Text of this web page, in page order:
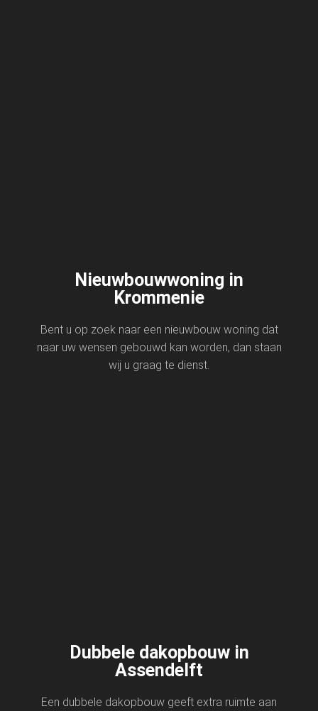
Nieuwbouwwoning in
Krommenie
Bent u op zoek naar een nieuwbouw woning dat
naar uw wensen gebouwd kan worden, dan staan
wij u graag te dienst.
Dubbele dakopbouw in
Assendelft
Een dubbele dakopbouw geeft extra ruimte aan